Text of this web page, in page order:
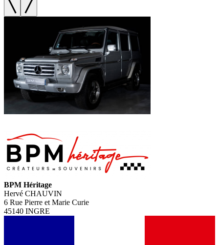
BPM Héritage
Hervé CHAUVIN
6 Rue Pierre et Marie Curie
45140 INGRE